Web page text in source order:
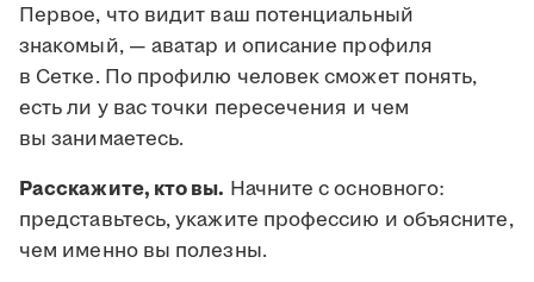
Первое, что видит ваш потенциальный
знакомый, — аватар и описание профиля
в Сетке. По профилю человек сможет понять,
есть ли у вас точки пересечения и чем
вы занимаетесь.
Расскажите, кто вы. Начните с основного:
представьтесь, укажите профессию и объясните,
чем именно вы полезны.